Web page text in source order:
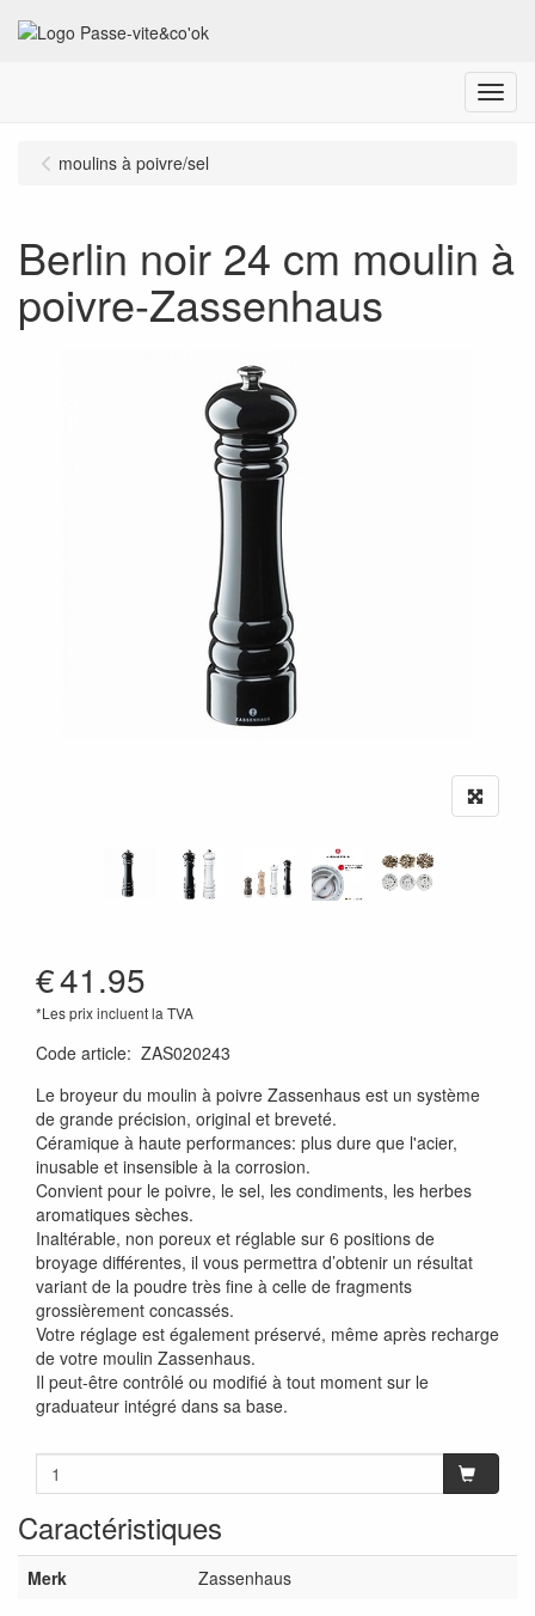
Menu
moulins à poivre/sel
Berlin noir 24 cm moulin à
poivre-Zassenhaus
€41.95
*Les prix incluent la TVA
Code article: ZAS020243
Le broyeur du moulin à poivre Zassenhaus est un système
de grande précision, original et breveté.
Céramique à haute performances: plus dure que l'acier,
inusable et insensible à la corrosion.
Convient pour le poivre, le sel, les condiments, les herbes
aromatiques sèches.
Inaltérable, non poreux et réglable sur 6 positions de
broyage différentes, il vous permettra d’obtenir un résultat
variant de la poudre très fine à celle de fragments
grossièrement concassés.
Votre réglage est également préservé, même après recharge
de votre moulin Zassenhaus.
Il peut-être contrôlé ou modifié à tout moment sur le
graduateur intégré dans sa base.
Caractéristiques
Merk Zassenhaus